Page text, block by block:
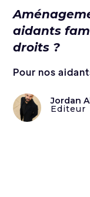
aidants
droits ?
Pour nos
Jordan
Editeur